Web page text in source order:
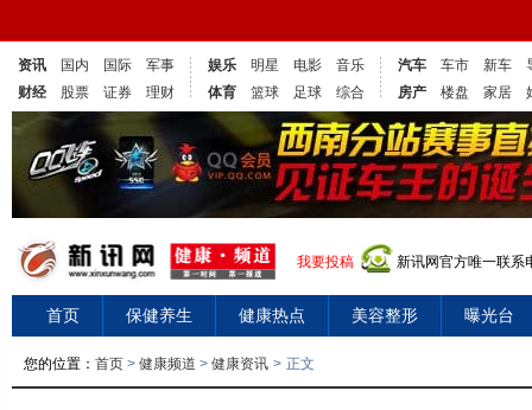
资讯 国内 国际
军事
财经
股票 证券 理财
娱乐 明星 电影
音乐
体育
篮球 足球 综合
汽车 车市 新车
房产
楼盘 家居
我要投稿 新讯网官方唯一联
首页 保健养生 健康热点 美容整形 曝光台
您的位置： 首页 > 健康频道 > 健康资讯 > 正文